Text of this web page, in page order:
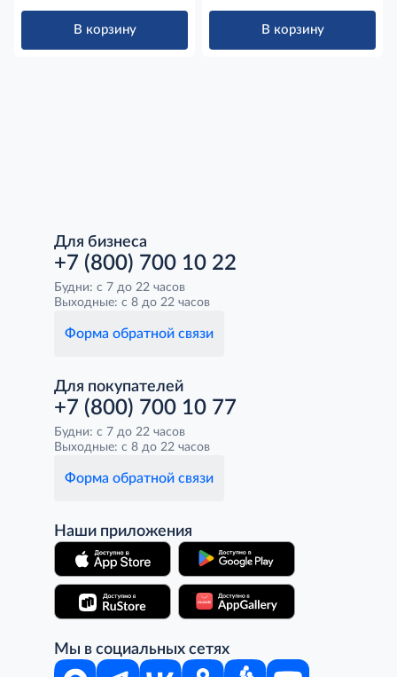
В корзину В корзину
Для бизнеса
+7 (800) 700 10 22
Будни: с 7 до 22 часов
Выходные: с 8 до 22 часов
Форма обратной связи
Для покупателей
+7 (800) 700 10 77
Будни: с 7 до 22 часов
Выходные: с 8 до 22 часов
Форма обратной связи
Наши приложения
Мы в социальных сетях